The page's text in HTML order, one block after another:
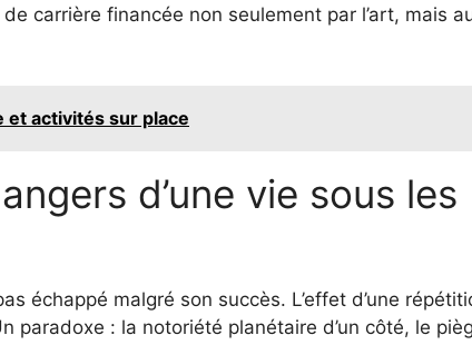
carrière financée non seulement par l’art, mais
et activités sur place
d’une vie sous les
échappé malgré son succès. L’effet d’une
paradoxe : la notoriété planétaire d’un côté, le